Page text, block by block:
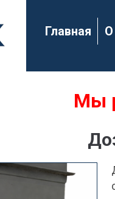
Главная О
Мы